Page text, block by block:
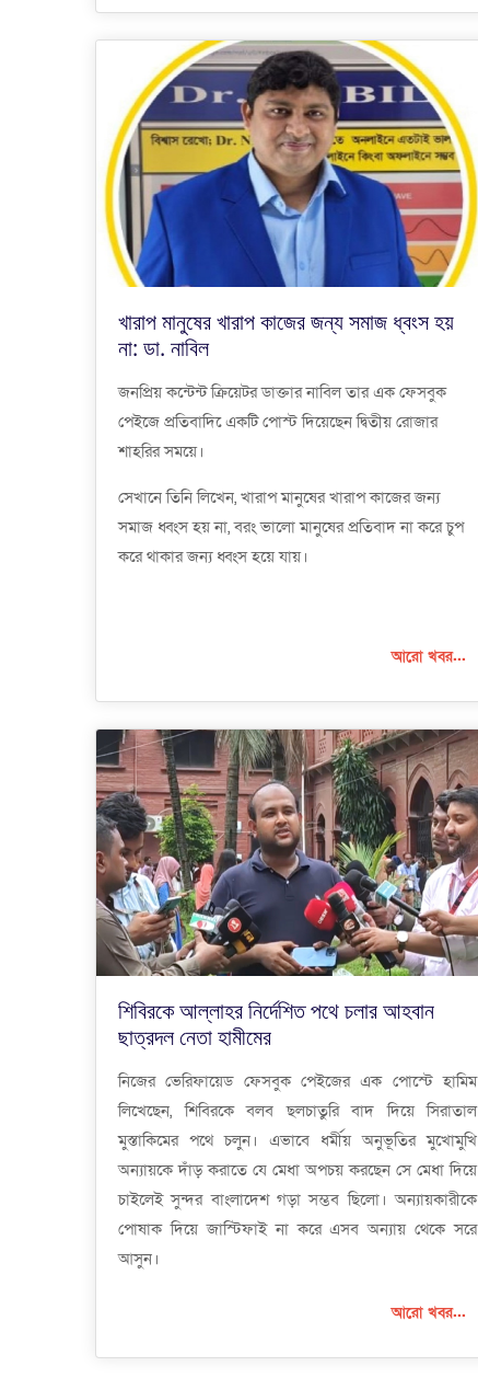
খারাপ মানুষের খারাপ কাজের জন্য সমাজ ধ্বংস হয়
না: ডা. নাবিল
জনপ্রিয় কন্টেন্ট ক্রিয়েটর ডাক্তার নাবিল তার এক ফেসবুক
পেইজে প্রতিবাদি েএকটি পোস্ট দিয়েছেন দ্বিতীয় রোজার
শাহরির সময়ে।
সেখানে তিনি লিখেন, খারাপ মানুষের খারাপ কাজের জন্য
সমাজ ধ্বংস হয় না, বরং ভালো মানুষের প্রতিবাদ না করে চুপ
করে থাকার জন্য ধ্বংস হয়ে যায়।
আরো খবর...
শিবিরকে আল্লাহর নির্দেশিত পথে চলার আহবান
ছাত্রদল নেতা হামীমের
নিজের ভেরিফায়েড ফেসবুক পেইজের এক পোস্টে হামিম
লিখেছেন, শিবিরকে বলব ছলচাতুরি বাদ দিয়ে সিরাতাল
মুস্তাকিমের পথে চলুন। এভাবে ধর্মীয় অনুভূতির মুখোমুখি
অন্যায়কে দাঁড় করাতে যে মেধা অপচয় করছেন সে মেধা দিয়ে
চাইলেই সুন্দর বাংলাদেশ গড়া সম্ভব ছিলো। অন্যায়কারীকে
পোষাক দিয়ে জাস্টিফাই না করে এসব অন্যায় থেকে সরে
আসুন।
আরো খবর...